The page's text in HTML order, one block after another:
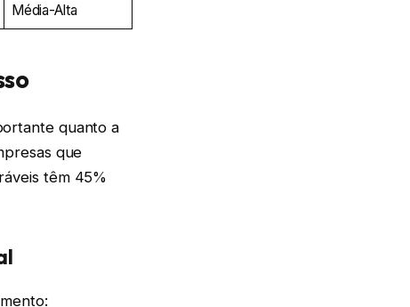
Média-Alta
quanto a
que
têm 45%